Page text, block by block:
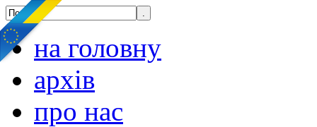
на головну
архів
про нас